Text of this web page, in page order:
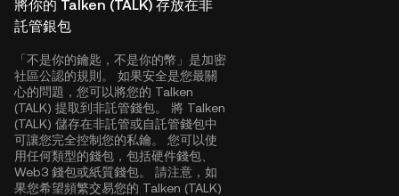
將你的 Talken (TALK) 存放在非
託管銀包
「不是你的鑰匙，不是你的幣」是加密
社區公認的規則。 如果安全是您最關
心的問題，您可以將您的 Talken
(TALK) 提取到非託管錢包。 將 Talken
(TALK) 儲存在非託管或自託管錢包中
可讓您完全控制您的私鑰。 您可以使
用任何類型的錢包，包括硬件錢包、
Web3 錢包或紙質錢包。 請注意，如
果您希望頻繁交易您的 Talken (TALK)